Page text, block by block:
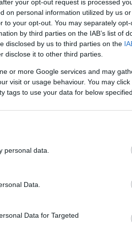
your opt-out request is processed
on personal information utilized by us
to your opt-out. You may separately
by third parties on the IAB’s list of
disclosed by us to third parties on the
disclose it to other third parties.
or more Google services and may
visit or usage behaviour. You may
tags to use your data for below
personal data.
Data.
Data for Targeted
είσαι χυδαίος!
ανάμεσα στον Μητροπολίτη
δήλωσε ότι δεν θα
της αυτοκεφαλίας
Κύπρου: